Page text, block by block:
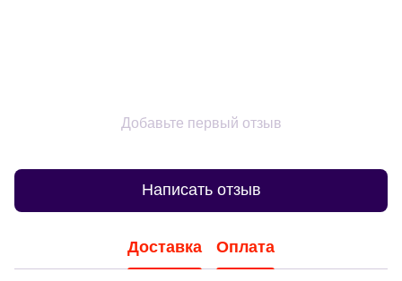
Добавьте первый отзыв
Написать отзыв
Доставка Оплата